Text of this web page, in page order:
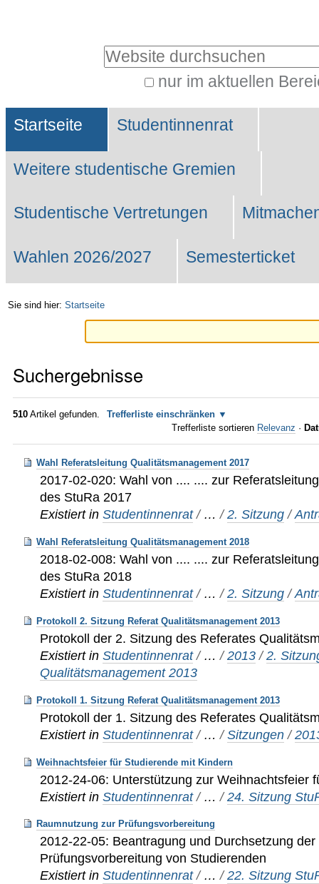
Website durchsuchen
nur im aktuellen
Suche…
Sektionen
Startseite Studentinnenrat
Weitere studentische Gremien
Studentische Vertretungen
Wahlen 2026/2027 Semesterticket
Sie sind hier: Startseite
Suchergebnisse
510 Artikel gefunden.
Trefferliste einschränken
Trefferliste sortieren Relevanz ·
Wahl Referatsleitung Qualitätsmanagement 2017
2017-02-020: Wahl von .... .... zur
des StuRa 2017
Existiert in Studentinnenrat / …/2. Sitzung /
Wahl Referatsleitung Qualitätsmanagement 2018
2018-02-008: Wahl von .... .... zur
des StuRa 2018
Existiert in Studentinnenrat / …/2. Sitzung /
Protokoll 2. Sitzung Referat Qualitätsmanagement 2013
Protokoll der 2. Sitzung des Referates
Existiert in Studentinnenrat / …/2013 /2.
Qualitätsmanagement 2013
Protokoll 1. Sitzung Referat Qualitätsmanagement 2013
Protokoll der 1. Sitzung des Referates
Existiert in Studentinnenrat / …/Sitzungen /
Weihnachtsfeier für Studierende mit Kindern
2012-24-06: Unterstützung zur Weihnachtsfeier
Existiert in Studentinnenrat / …/24. Sitzung
Raumnutzung zur Prüfungsvorbereitung
2012-22-05: Beantragung und Durchsetzung
Prüfungsvorbereitung von Studierenden
Existiert in Studentinnenrat / …/22. Sitzung